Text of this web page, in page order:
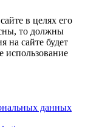
в целях его
то должны
на сайте будет
использование
данных